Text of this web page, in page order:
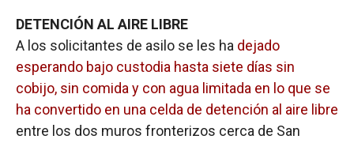
DETENCIÓN AL AIRE LIBRE
A los solicitantes de asilo se les ha dejado
esperando bajo custodia hasta siete días sin
cobijo, sin comida y con agua limitada en lo que se
ha convertido en una celda de detención al aire libre
entre los dos muros fronterizos cerca de San